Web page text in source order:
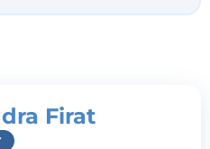
Firat